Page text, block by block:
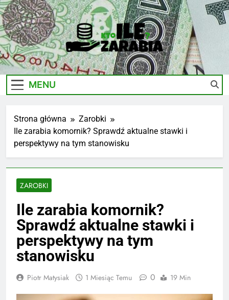
Skip
to
content
Ile-
Zarabia.edu.pl
Zarobki Gwiazd, Ciekawostki I Biznes
MENU
Strona główna
Zarobki
Ile zarabia komornik? Sprawdź aktualne stawki i
perspektywy na tym stanowisku
ZAROBKI
Ile zarabia komornik?
Sprawdź aktualne stawki i
perspektywy na tym
stanowisku
Piotr Matysiak 1 Miesiąc Temu 0 19 Min